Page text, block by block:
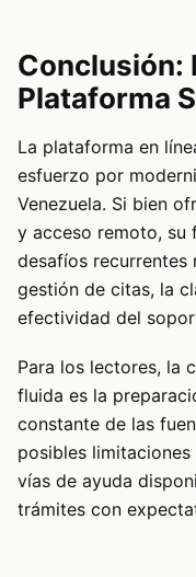
Conclusión:
Plataforma
La plataforma en
esfuerzo por
Venezuela. Si bien
y acceso remoto, su
desafíos recurrentes
gestión de citas, la
efectividad del
Para los lectores, la
fluida es la
constante de las
posibles
vías de ayuda
trámites con